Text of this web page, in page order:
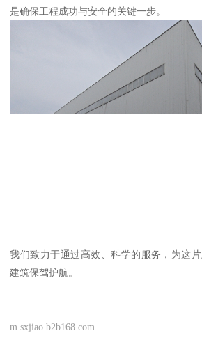
是确保工程成功与安全的关键一步。
我们致力于通过高效、科学的服务，为这
建筑保驾护航。
m.sxjiao.b2b168.com